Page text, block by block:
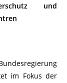
und
im Fokus der